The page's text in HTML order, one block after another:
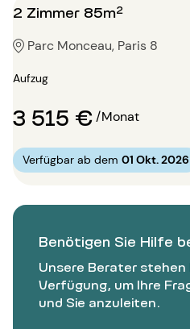
Benötigen Sie Hilfe
Unsere Berater stehen
Verfügung, um Ihre
und Sie anzuleiten.
2 Zimmer 85m²
Parc Monceau, Paris 8
Aufzug
3 515 €/Monat
Verfügbar ab dem 01 Okt. 2026